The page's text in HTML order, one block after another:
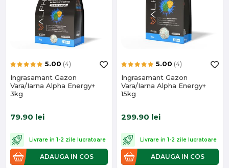
5.00 (4)
Ingrasamant Gazon
Vara/Iarna Alpha Energy+
3kg
79.90 lei
Livrare in 1-2 zile lucratoare
ADAUGA IN COS
5.00 (4)
Ingrasamant Gazon
Vara/Iarna Alpha Energy+
15kg
299.90 lei
Livrare in 1-2 zile lucratoare
ADAUGA IN COS